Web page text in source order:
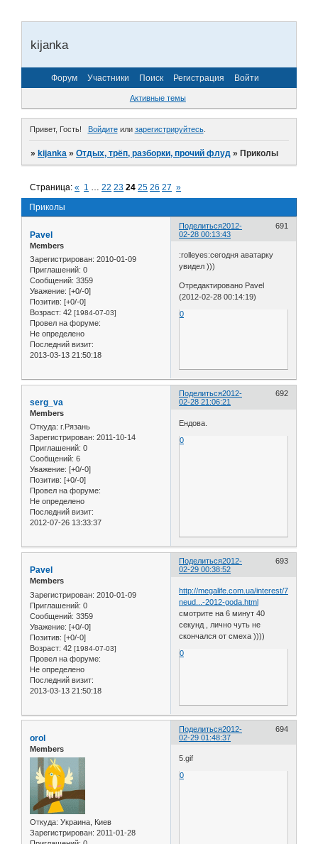
kijanka
Форум Участники Поиск Регистрация Войти
Активные темы
Привет, Гость! Войдитеили зарегистрируйтесь.
»kijanka »Отдых, трёп, разборки, прочий флуд »Приколы
Приколы
Страница:« 1 … 22 23 24 25 26 27 »
Поделиться 691
2012-
02-28 00:13:43
Pavel
Members
Зарегистрирован: 2010-01-09
Приглашений: 0
Сообщений: 3359
Уважение: [+0/-0]
Позитив: [+0/-0]
Возраст: 42 [1984-07-03]
Провел на форуме:
Не определено
Последний визит:
2013-03-13 21:50:18
:rolleyes:сегодня аватарку
увидел )))
Отредактировано Pavel
(2012-02-28 00:14:19)
0
Поделиться 692
2012-
02-28 21:06:21
serg_va
Members
Откуда: г.Рязань
Зарегистрирован: 2011-10-14
Приглашений: 0
Сообщений: 6
Уважение: [+0/-0]
Позитив: [+0/-0]
Провел на форуме:
Не определено
Последний визит:
2012-07-26 13:33:37
Ендова.
0
Поделиться 693
2012-
02-29 00:38:52
Pavel
Members
Зарегистрирован: 2010-01-09
Приглашений: 0
Сообщений: 3359
Уважение: [+0/-0]
Позитив: [+0/-0]
Возраст: 42 [1984-07-03]
Провел на форуме:
Не определено
Последний визит:
2013-03-13 21:50:18
http://megalife.com.ua/interest/73926-
neud...-2012-goda.html
смотрите на 6 минут 40
секунд , лично чуть не
скончался от смеха ))))
0
Поделиться 694
2012-
02-29 01:48:37
orol
Members
Откуда: Украина, Киев
Зарегистрирован: 2011-01-28
5.gif
0